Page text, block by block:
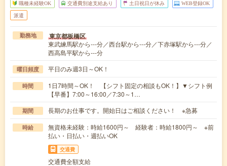
職種未経験OK 交通費別途支給あり 土日祝日が休み WEB登録OK
派遣
勤務地 東京都板橋区
東武練馬駅から---分／西台駅から---分／下赤塚駅から---分／
西高島平駅から---分
曜日頻度 平日のみ週3日～OK！
時間
1日7時間～OK！ 【シフト固定の相談もOK！】▼シフト例
【早番】7:00～16:00／7:30～1…
期間 長期のお仕事です。開始日はご相談ください！ ※急募
時給
無資格未経験：時給1600円～ 経験者：時給1800円～ ※前
払い・日払い・週払いOK
交通費
交通費全額支給